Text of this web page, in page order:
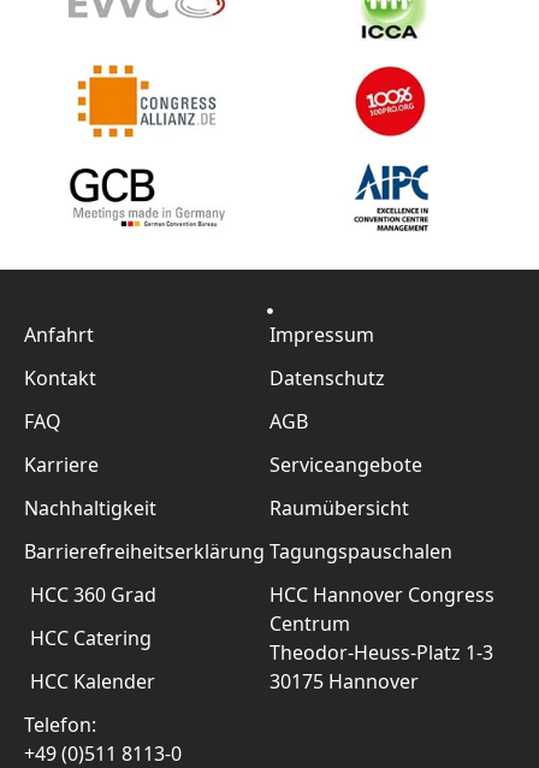
Anfahrt
Kontakt
FAQ
Impressum
Datenschutz
AGB
Karriere
Nachhaltigkeit
Barrierefreiheitserklärung
Serviceangebote
Raumübersicht
Tagungspauschalen
HCC 360 Grad
HCC Catering
HCC Kalender
HCC Hannover Congress
Centrum
Theodor-Heuss-Platz 1-3
30175 Hannover
Telefon:
+49 (0)511 8113-0